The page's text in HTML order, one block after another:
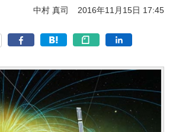
中村 真司 2016年11月15日 17:45